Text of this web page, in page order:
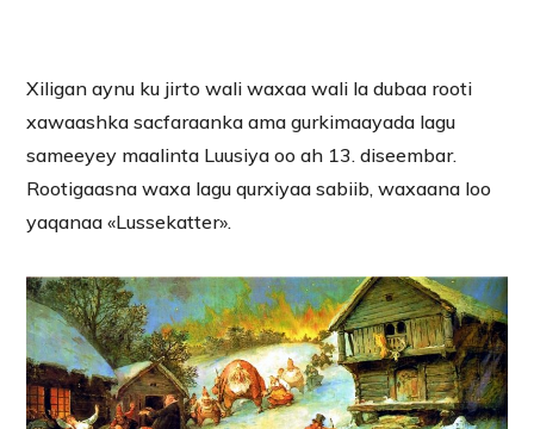
Xiligan aynu ku jirto wali waxaa wali la dubaa rooti
xawaashka sacfaraanka ama gurkimaayada lagu
sameeyey maalinta Luusiya oo ah 13. diseembar.
Rootigaasna waxa lagu qurxiyaa sabiib, waxaana loo
yaqanaa «Lussekatter».